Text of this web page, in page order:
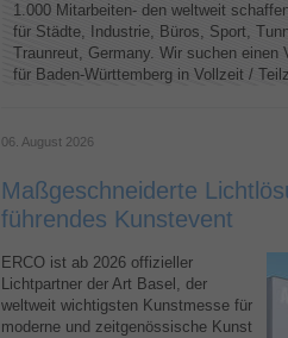
1.000 Mitarbeiten- den weltweit
für Städte, Industrie, Büros, Sport,
Traunreut, Germany. Wir suchen einen
für Baden-Württemberg in Vollzeit /
06. August 2026
Maßgeschneiderte
führendes Kunstevent
ERCO ist ab 2026 offizieller
Lichtpartner der Art Basel, der
weltweit wichtigsten Kunstmesse für
moderne und zeitgenössische Kunst